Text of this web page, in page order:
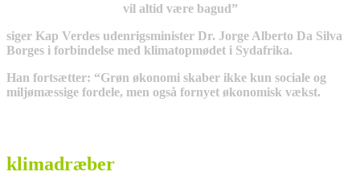
vil altid være bagud”
siger Kap Verdes udenrigsminister Dr. Jorge Alberto Da Silva
Borges i forbindelse med klimatopmødet i Sydafrika.
Han fortsætter: “Grøn økonomi skaber ikke kun sociale og
miljømæssige fordele, men også fornyet økonomisk vækst.
klimadræber